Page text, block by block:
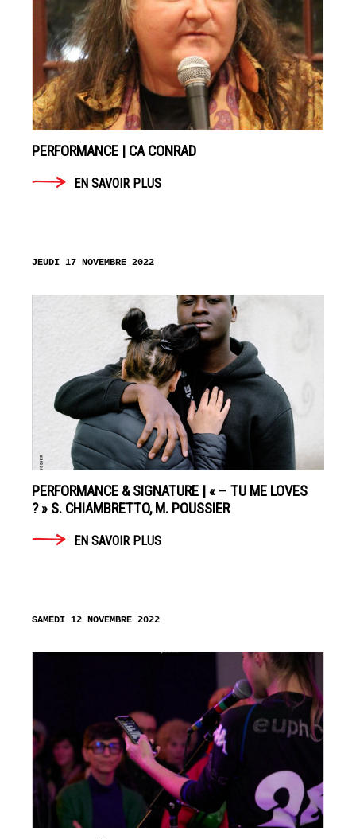
PERFORMANCE | CA CONRAD
EN SAVOIR PLUS
JEUDI 17 NOVEMBRE 2022
PERFORMANCE & SIGNATURE | « – TU ME LOVES
? » S. CHIAMBRETTO, M. POUSSIER
EN SAVOIR PLUS
SAMEDI 12 NOVEMBRE 2022